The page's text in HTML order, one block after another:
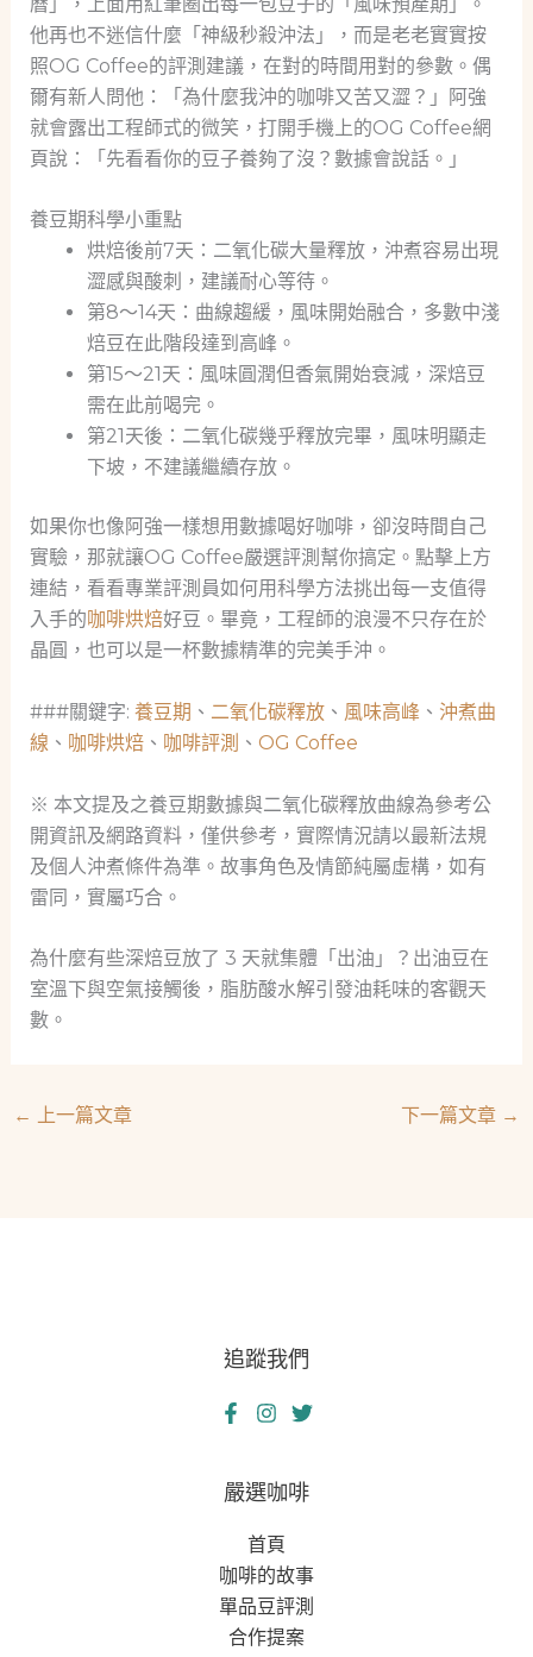
他再也不迷信什麼「神級秒殺沖法」，而是老老實實按
照OG Coffee的評測建議，在對的時間用對的參數。偶
爾有新人問他：「為什麼我沖的咖啡又苦又澀？」阿強
就會露出工程師式的微笑，打開手機上的OG Coffee網
頁說：「先看看你的豆子養夠了沒？數據會說話。」
養豆期科學小重點
烘焙後前7天：二氧化碳大量釋放，沖煮容易出現
澀感與酸刺，建議耐心等待。
第8～14天：曲線趨緩，風味開始融合，多數中淺
焙豆在此階段達到高峰。
第15～21天：風味圓潤但香氣開始衰減，深焙豆
需在此前喝完。
第21天後：二氧化碳幾乎釋放完畢，風味明顯走
下坡，不建議繼續存放。
如果你也像阿強一樣想用數據喝好咖啡，卻沒時間自己
實驗，那就讓OG Coffee嚴選評測幫你搞定。點擊上方
連結，看看專業評測員如何用科學方法挑出每一支值得
入手的咖啡烘焙好豆。畢竟，工程師的浪漫不只存在於
晶圓，也可以是一杯數據精準的完美手沖。
###關鍵字: 養豆期 、 二氧化碳釋放、 風味高峰 、 沖煮曲
線 、 咖啡烘焙、 咖啡評測 、 OG Coffee
※ 本文提及之養豆期數據與二氧化碳釋放曲線為參考公
開資訊及網路資料，僅供參考，實際情況請以最新法規
及個人沖煮條件為準。故事角色及情節純屬虛構，如有
雷同，實屬巧合。
為什麼有些深焙豆放了 3 天就集體「出油」？出油豆在
室溫下與空氣接觸後，脂肪酸水解引發油耗味的客觀天
數。
← 上一篇文章 下一篇文章 →
追蹤我們
嚴選咖啡
首頁
咖啡的故事
單品豆評測
合作提案